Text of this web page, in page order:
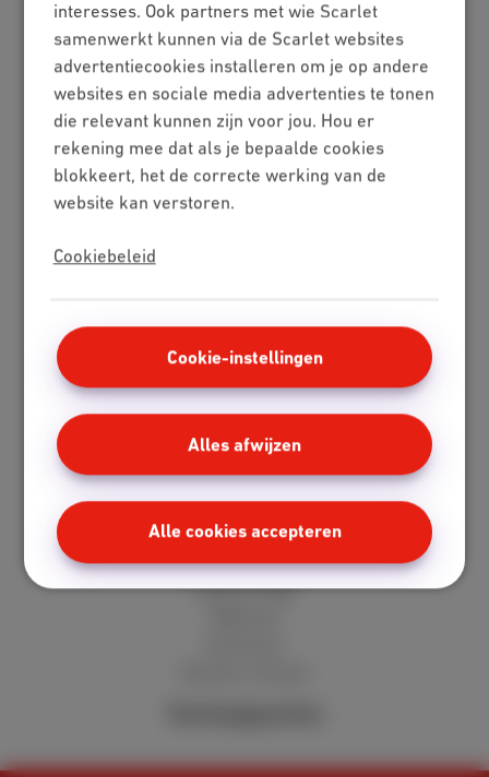
interesses. Ook partners met wie Scarlet
samenwerkt kunnen via de Scarlet websites
advertentiecookies installeren om je op andere
websites en sociale media advertenties te tonen
die relevant kunnen zijn voor jou. Hou er
rekening mee dat als je bepaalde cookies
blokkeert, het de correcte werking van de
website kan verstoren.
Cookiebeleid
Cookie-instellingen
Alles afwijzen
Alle cookies accepteren
Packs
Internet + mobiel
Internet + tv + mobiel
Internet + tv + vaste lijn
Digitale tv
Mobile
Red 5 GB
Cherry 20 GB
Hot 50 GB
Klantenzone
MyScarlet
Hulp en FAQ